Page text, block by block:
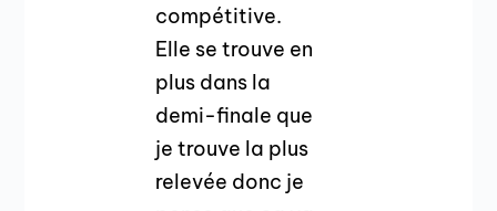
compétitive.
Elle se trouve en
plus dans la
demi-finale que
je trouve la plus
relevée donc je